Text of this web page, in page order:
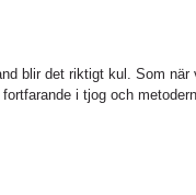
blir det riktigt kul. Som när
i tjog och